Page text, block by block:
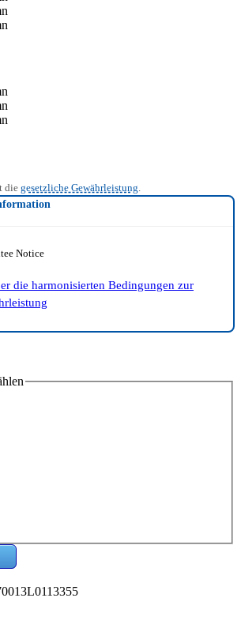
die gesetzliche Gewährleistung
die harmonisierten Bedingungen zur